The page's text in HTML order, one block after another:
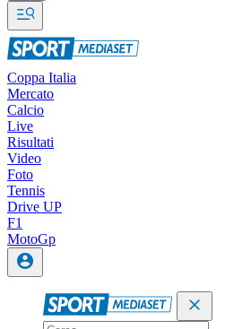
Coppa Italia
Mercato
Calcio
Live
Risultati
Video
Foto
Tennis
Drive UP
F1
MotoGp